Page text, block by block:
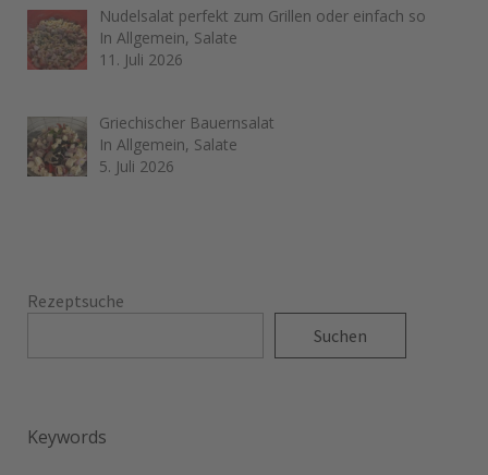
Nudelsalat perfekt zum Grillen oder einfach so
In Allgemein, Salate
11. Juli 2026
Griechischer Bauernsalat
In Allgemein, Salate
5. Juli 2026
Rezeptsuche
Suchen
Keywords